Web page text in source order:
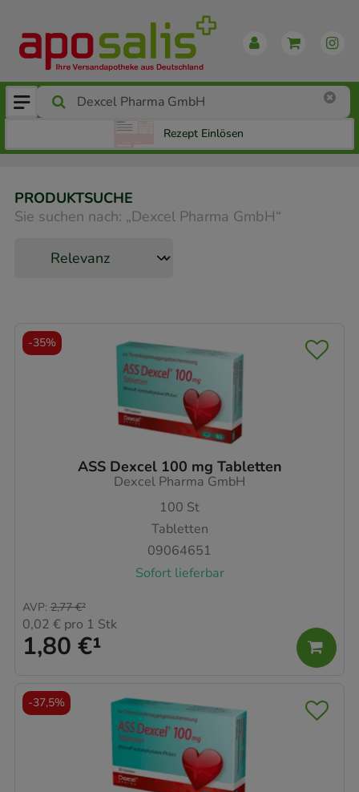
Rezept Einlösen
PRODUKTSUCHE
Sie suchen nach: „Dexcel Pharma GmbH“
ASS Dexcel 100 mg Tabletten
Dexcel Pharma GmbH
100 St
Tabletten
09064651
Sofort lieferbar
1,80 €¹
AVP: 2,77 €²
0,02 € pro 1 Stk
-35%
-37,5%